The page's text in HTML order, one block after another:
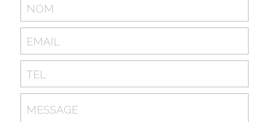
NOM
EMAIL
TEL
MESSAGE